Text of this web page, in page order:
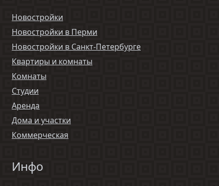
Новостройки
Новостройки в Перми
Новостройки в Санкт-Петербурге
Квартиры и комнаты
Комнаты
Студии
Аренда
Дома и участки
Коммерческая
Инфо